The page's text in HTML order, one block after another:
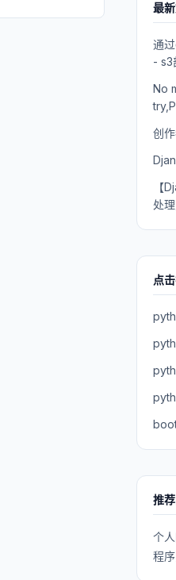
最
通
- s3
No
创
【
处
点
推
个
程